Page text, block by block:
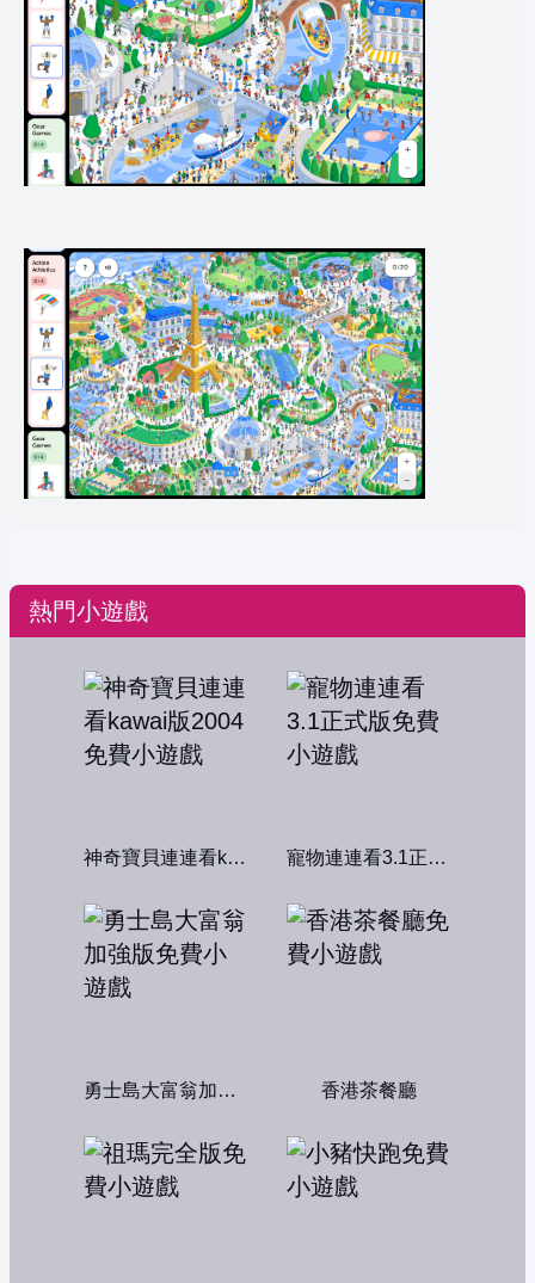
熱門小遊戲
神奇寶貝連連看kawai版2004 寵物連連看3.1正式版
勇士島大富翁加強版 香港茶餐廳